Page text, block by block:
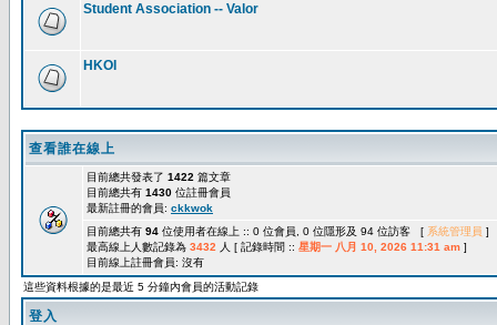
Student Association -- Valor
HKOI
查看誰在線上
目前總共發表了 1422 篇文章
目前總共有 1430 位註冊會員
最新註冊的會員: ckkwok
目前總共有 94 位使用者在線上 :: 0 位會員, 0 位隱形及 94 位訪客 [ 系統管理員 ]
最高線上人數記錄為 3432 人 [ 記錄時間 :: 星期一 八月 10, 2026 11:31 am ]
目前線上註冊會員: 沒有
這些資料根據的是最近 5 分鐘內會員的活動記錄
登入